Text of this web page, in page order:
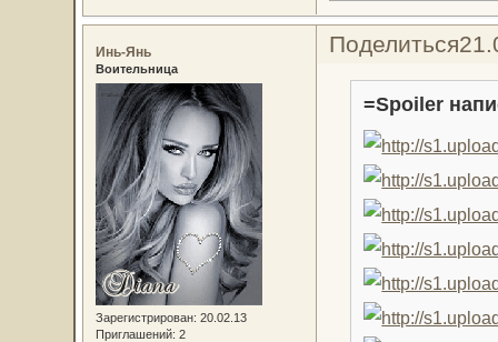
Поделиться
Инь-Янь
Воительница
Зарегистрирован: 20.02.13
Приглашений: 2
=Spoiler